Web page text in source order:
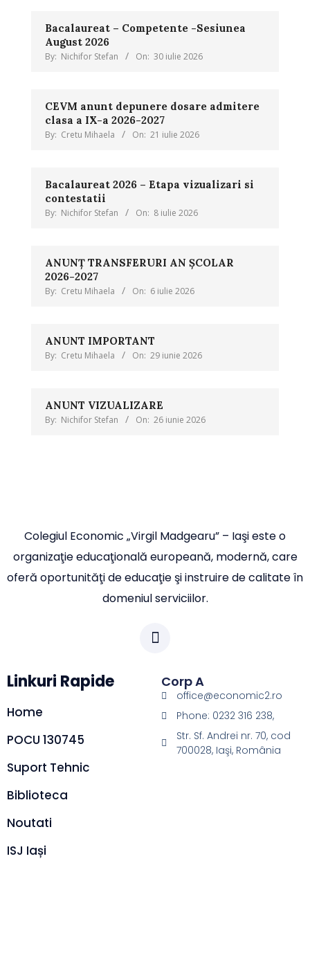
Bacalaureat – Competente -Sesiunea
August 2026
By: Nichifor Stefan On: 30 iulie 2026
CEVM anunt depunere dosare admitere
clasa a IX-a 2026-2027
By: Cretu Mihaela On: 21 iulie 2026
Bacalaureat 2026 – Etapa vizualizari si
contestatii
By: Nichifor Stefan On: 8 iulie 2026
ANUNȚ TRANSFERURI AN ȘCOLAR
2026-2027
By: Cretu Mihaela On: 6 iulie 2026
ANUNT IMPORTANT
By: Cretu Mihaela On: 29 iunie 2026
ANUNT VIZUALIZARE
By: Nichifor Stefan On: 26 iunie 2026
Colegiul Economic „Virgil Madgearu” – Iaşi este o
organizaţie educaţională europeană, modernă, care
oferă oportunităţi de educaţie şi instruire de calitate în
domeniul serviciilor.
Linkuri Rapide
Home
POCU 130745
Suport Tehnic
Biblioteca
Noutati
ISJ Iași
Corp A
office@economic2.ro
Phone: 0232 316 238,
Str. Sf. Andrei nr. 70, cod
700028, Iaşi, România